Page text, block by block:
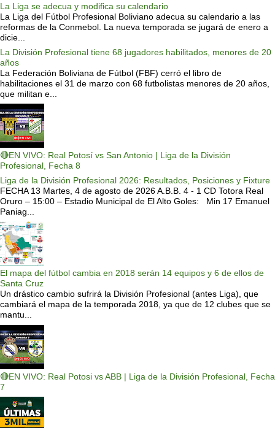
La Liga se adecua y modifica su calendario
La Liga del Fútbol Profesional Boliviano adecua su calendario a las
reformas de la Conmebol. La nueva temporada se jugará de enero a
dicie...
La División Profesional tiene 68 jugadores habilitados, menores de 20
años
La Federación Boliviana de Fútbol (FBF) cerró el libro de
habilitaciones el 31 de marzo con 68 futbolistas menores de 20 años,
que militan e...
🔴EN VIVO: Real Potosí vs San Antonio | Liga de la División
Profesional, Fecha 8
Liga de la División Profesional 2026: Resultados, Posiciones y Fixture
FECHA 13 Martes, 4 de agosto de 2026 A.B.B. 4 - 1 CD Totora Real
Oruro – 15:00 – Estadio Municipal de El Alto Goles: Min 17 Emanuel
Paniag...
El mapa del fútbol cambia en 2018 serán 14 equipos y 6 de ellos de
Santa Cruz
Un drástico cambio sufrirá la División Profesional (antes Liga), que
cambiará el mapa de la temporada 2018, ya que de 12 clubes que se
mantu...
🔴EN VIVO: Real Potosi vs ABB | Liga de la División Profesional, Fecha
7